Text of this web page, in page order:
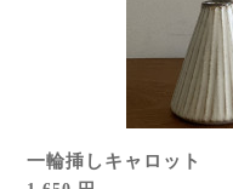
一輪挿しキャロット